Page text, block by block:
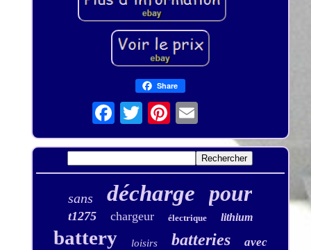
Share
sans décharge pour
t1275 chargeur électrique lithium
battery loisirs batteries avec